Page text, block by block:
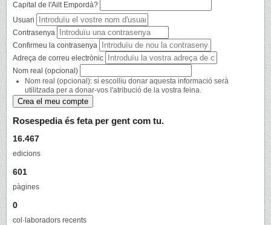
Capital de l'Ailt Empordà?
Usuari
Contrasenya
Confirmeu la contrasenya
Adreça de correu electrònic
Nom real (opcional)
Nom real (opcional): si escolliu donar aquesta informació serà
utilitzada per a donar-vos l'atribució de la vostra feina.
Rosespedia és feta per gent com tu.
16.467
edicions
601
pàgines
0
col·laboradors recents